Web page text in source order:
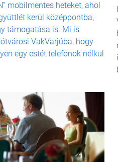
mobilmentes heteket, ahol
kerül középpontba,
támogatása is. Mi is
VakVarjúba, hogy
egy estét telefonok nélkül